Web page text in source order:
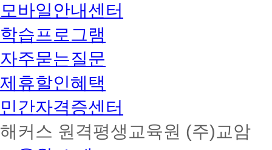
모바일안내센터
학습프로그램
자주묻는질문
제휴할인혜택
민간자격증센터
해커스 원격평생교육원 (주)교암